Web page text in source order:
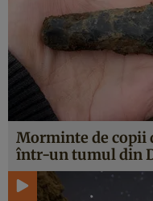
Morminte de copii
într-un tumul din